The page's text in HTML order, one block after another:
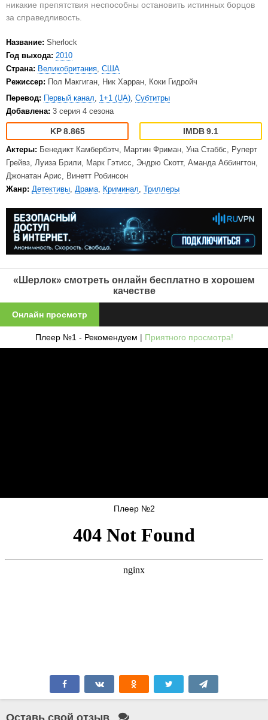
никакие препятствия неспособны остановить истинных борцов
за справедливость.
Название: Sherlock
Год выхода: 2010
Страна: Великобритания, США
Режиссер: Пол Макгиган, Ник Харран, Коки Гидройч
Перевод: Первый канал, 1+1 (UA), Субтитры
Добавлена: 3 серия 4 сезона
8.865 9.1
Актеры: Бенедикт Камбербэтч, Мартин Фриман, Уна Стаббс, Руперт
Грейвз, Луиза Брили, Марк Гэтисс, Эндрю Скотт, Аманда Аббингтон,
Джонатан Арис, Винетт Робинсон
Жанр: Детективы, Драма, Криминал, Триллеры
«Шерлок» смотреть онлайн бесплатно в хорошем
качестве
Онлайн просмотр
Плеер №1 - Рекомендуем | Приятного просмотра!
Плеер №2
Оставь свой отзыв